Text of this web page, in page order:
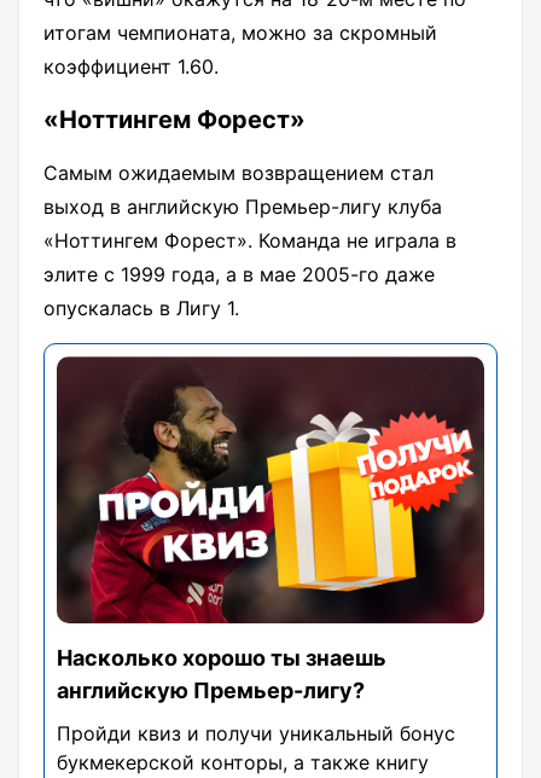
итогам чемпионата, можно за скромный
коэффициент 1.60.
«Ноттингем Форест»
Самым ожидаемым возвращением стал
выход в английскую Премьер-лигу клуба
«Ноттингем Форест». Команда не играла в
элите с 1999 года, а в мае 2005-го даже
опускалась в Лигу 1.
Насколько хорошо ты знаешь
английскую Премьер-лигу?
Пройди квиз и получи уникальный бонус
букмекерской конторы, а также книгу